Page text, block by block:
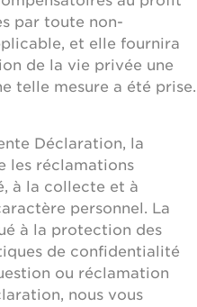
par toute non-
et elle fournira
de la vie privée une
telle mesure a été prise.
Déclaration, la
les réclamations
à la collecte et à
personnel. La
à la protection des
de confidentialité
ou réclamation
nous vous